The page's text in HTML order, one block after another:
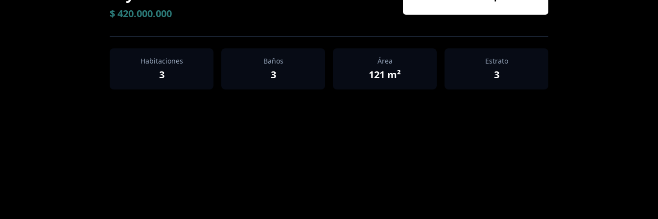
$ 420.000.000
Habitaciones
3
Baños
3
Área
121 m²
Estrato
3